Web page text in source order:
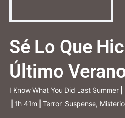
Sé Lo Que
Último
I Know What You Did Last Summer
1h 41m Terror, Suspense, Misterio